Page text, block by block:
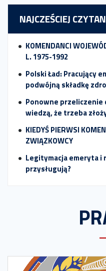
NAJCZEŚCIEJ
KOMENDANCI
L. 1975-1992
Polski Ład: Pracujący
podwójną składkę
Ponowne
wiedzą, że trzeba
KIEDYŚ PIERWSI
ZWIĄZKOWCY
Legitymacja emeryta i
przysługują?